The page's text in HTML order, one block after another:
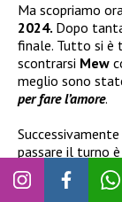
Ma scopriamo
2024. Dopo
finale. Tutto si è
scontrarsi Mew
meglio sono
per fare l’amore.
passare il turno
interessante sfida
visto uscirne